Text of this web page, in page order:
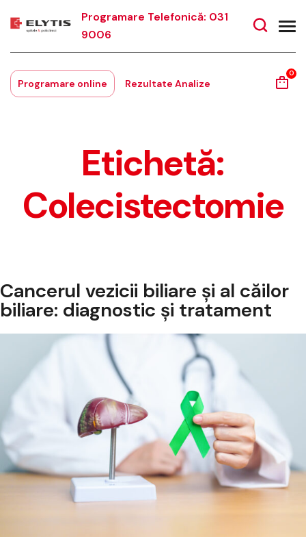
Programare Telefonică: 031
9006
Programare online Rezultate Analize
0
Etichetă:
Colecistectomie
Cancerul vezicii biliare și al căilor
biliare: diagnostic și tratament